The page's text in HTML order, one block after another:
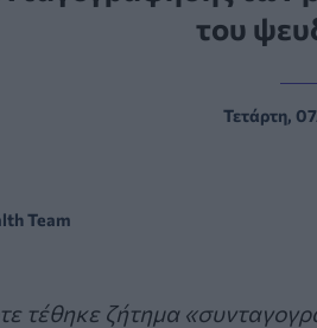
του
Τετάρτη,
Team
τέθηκε ζήτημα